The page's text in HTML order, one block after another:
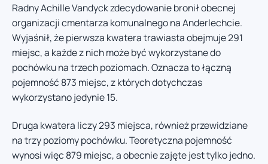
Radny Achille Vandyck zdecydowanie bronił obecnej
organizacji cmentarza komunalnego na Anderlechcie.
Wyjaśnił, że pierwsza kwatera trawiasta obejmuje 291
miejsc, a każde z nich może być wykorzystane do
pochówku na trzech poziomach. Oznacza to łączną
pojemność 873 miejsc, z których dotychczas
wykorzystano jedynie 15.
Druga kwatera liczy 293 miejsca, również przewidziane
na trzy poziomy pochówku. Teoretyczna pojemność
wynosi więc 879 miejsc, a obecnie zajęte jest tylko jedno.